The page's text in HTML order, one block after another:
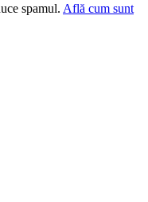
spamul. Află cum sunt